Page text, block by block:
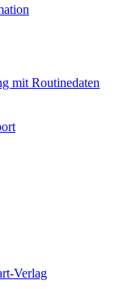
mit Routinedaten
Verlag